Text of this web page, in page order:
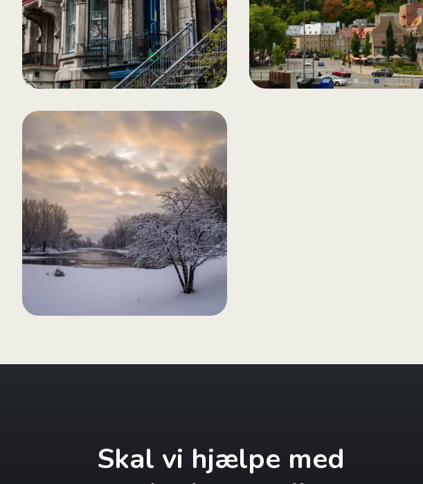
Skal vi hjælpe med